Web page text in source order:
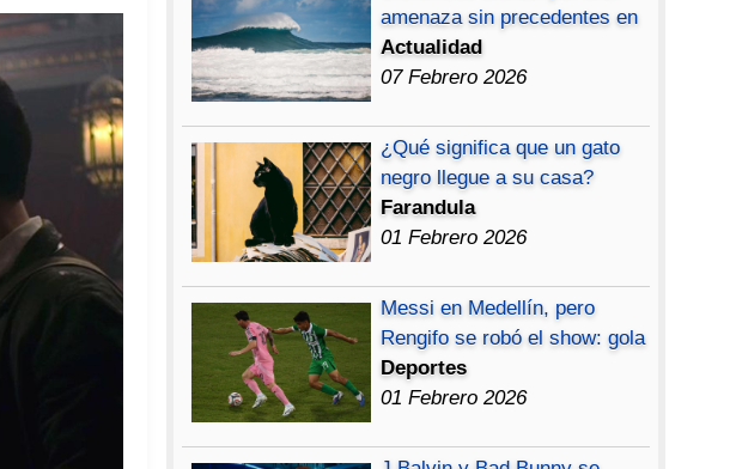
amenaza sin precedentes en
Actualidad
07 Febrero 2026
¿Qué significa que un gato
negro llegue a su casa?
Farandula
01 Febrero 2026
Messi en Medellín, pero
Rengifo se robó el show: gola
Deportes
01 Febrero 2026